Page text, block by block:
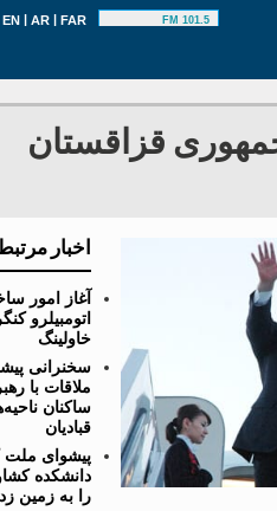
EN | AR | FAR 101.5 FM
قزاقستان
اخبار
آغاز امور
اتومبیلرو
خاولینگ
سخنرانی
ملاقات با
ساکنان
قبادیان
پیشوای
دانشکده
را به زمین